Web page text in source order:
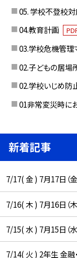
05. 学校不登校
04.教育計画
03.学校危機管理
02.子どもの居場
02.学校いじめ防
01非常変災時に
新着記事
7/17( 金 ) 7月17日（
7/16( 木 ) 7月16日（
7/15( 水 ) 7月15日（
7/14( 火 ) 2年生 金融